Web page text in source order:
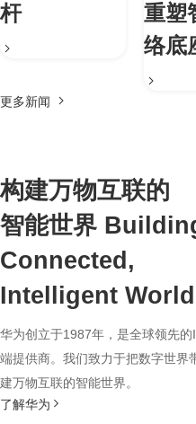
杆
重塑
络底
更多新闻
构建万物互联的
智能世界
Connected,
Intelligent World
华为创立于1987年，是全球领先
端提供商。我们致力于把数字世界
建万物互联的智能世界。
了解华为